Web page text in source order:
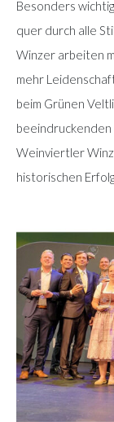
Besonders
quer durch alle
Winzer arbeiten
mehr
beim Grünen
Weinviertler
historischen